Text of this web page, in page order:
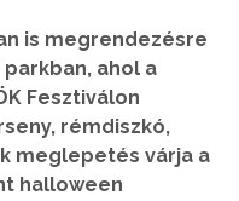
is megrendezésre
parkban, ahol a
Fesztiválon
rémdiszkó,
meglepetés várja a
halloween